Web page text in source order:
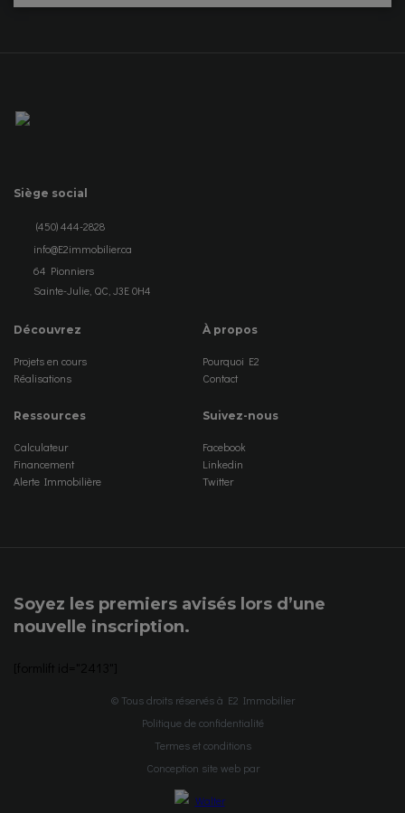
Siège social
(450) 444-2828
info@E2immobilier.ca
64 Pionniers
Sainte-Julie, QC, J3E 0H4
Découvrez
Projets en cours
Réalisations
À propos
Pourquoi E2
Contact
Ressources
Calculateur
Financement
Alerte Immobilière
Suivez-nous
Facebook
Linkedin
Twitter
Soyez les premiers avisés lors d’une
nouvelle inscription.
© Tous droits réservés à E2 Immobilier
Politique de confidentialité
Termes et conditions
Conception site web par